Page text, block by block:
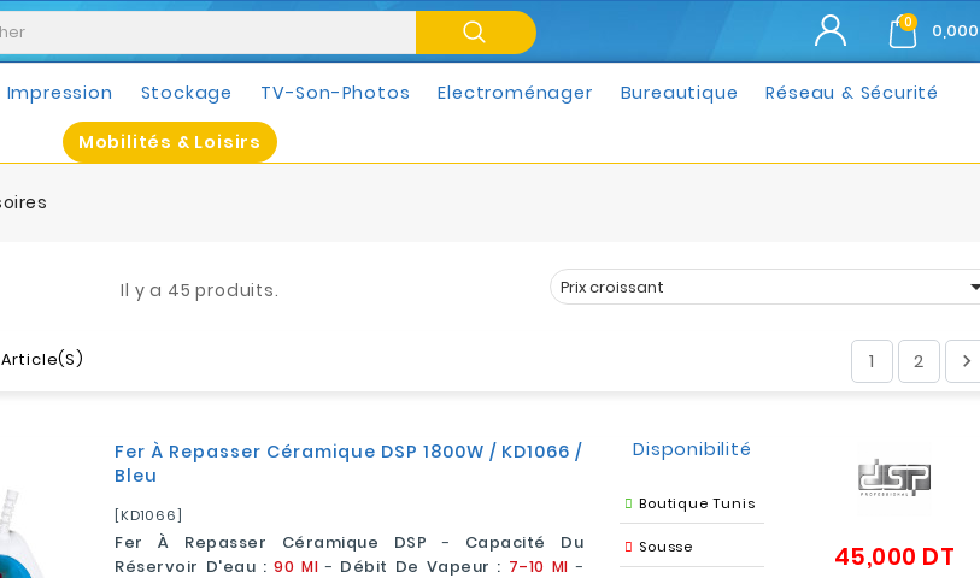
0
Impression Stockage TV-Son-Photos Electroménager Bureautique Réseau & Sécurité
Mobilités & Loisirs
Il y a 45 produits. Prix croissant
1 2 
Fer À Repasser Céramique DSP 1800W / KD1066 /
Bleu
[KD1066]
Fer À Repasser Céramique DSP - Capacité Du
Réservoir D'eau : 90 Ml - Débit De Vapeur : 7–10 Ml -
Disponibilité
Boutique Tunis
Sousse 45,000 DT